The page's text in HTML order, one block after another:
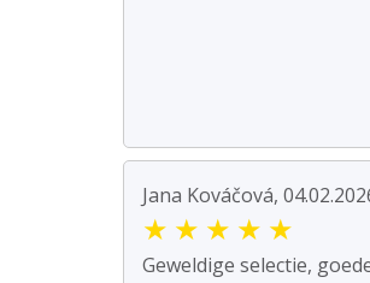
Jana Kováčová,
★ ★ ★ ★ ★
Geweldige selectie,